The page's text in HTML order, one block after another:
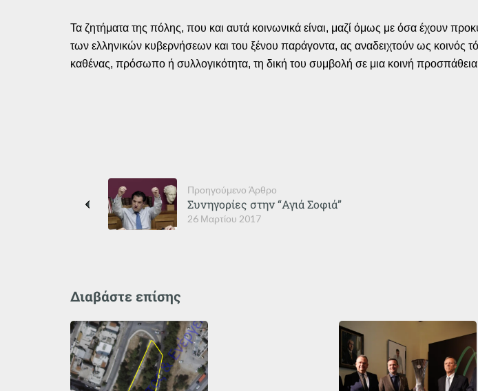
Τα ζητήματα της πόλης, που και αυτά κοινωνικά είναι, μαζί όμως με όσα έχουν
των ελληνικών κυβερνήσεων και του ξένου παράγοντα, ας αναδειχτούν ως κοινός
καθένας, πρόσωπο ή συλλογικότητα, τη δική του συμβολή σε μια κοινή
Προηγούμενο Άρθρο
26 Μαρτίου 2017
Συνηγορίες στην “Αγιά Σοφιά”
Διαβάστε επίσης